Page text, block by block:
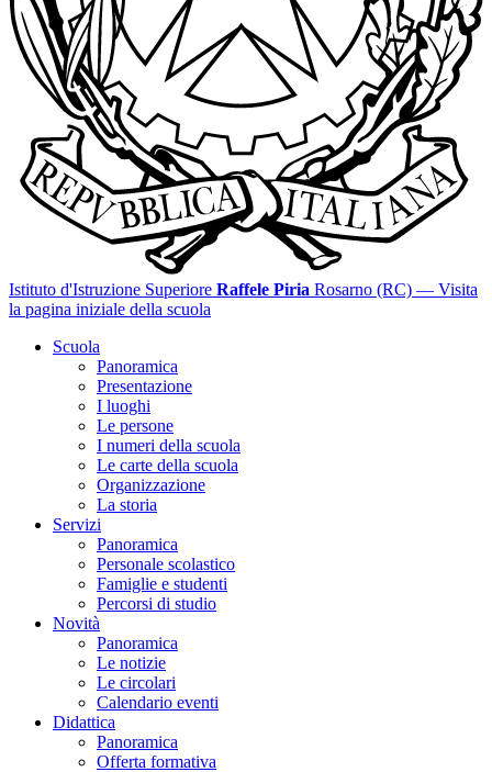
Istituto d'Istruzione Superiore Raffele Piria Rosarno (RC) — Visita
la pagina iniziale della scuola
Scuola
Panoramica
Presentazione
I luoghi
Le persone
I numeri della scuola
Le carte della scuola
Organizzazione
La storia
Servizi
Panoramica
Personale scolastico
Famiglie e studenti
Percorsi di studio
Novità
Panoramica
Le notizie
Le circolari
Calendario eventi
Didattica
Panoramica
Offerta formativa